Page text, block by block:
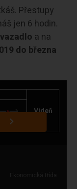
Přestupy
jen 6 hodin.
a na
do března
Vídeň